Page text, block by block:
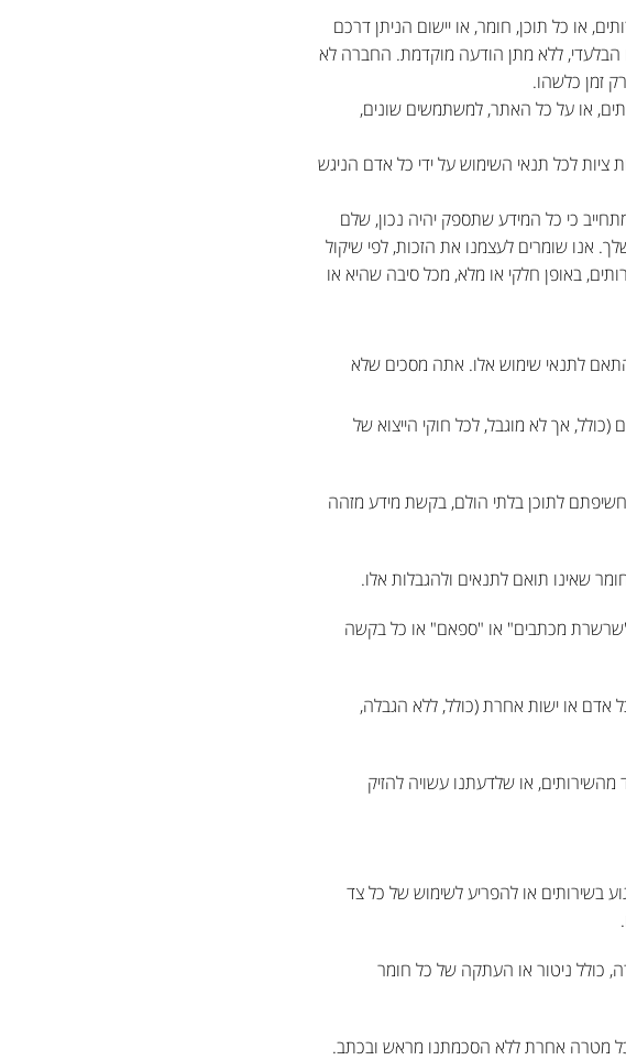
או כל תוכן, חומר, או יישום הניתן דרכם
הבלעדי, ללא מתן הודעה מוקדמת. החברה לא
זמן כלשהו.
או על כל האתר, למשתמשים שונים,
לכל תנאי השימוש על ידי כל אדם הניגש
כי כל המידע שתספק יהיה נכון, שלם
אנו שומרים לעצמנו את הזכות, לפי שיקול
באופן חלקי או מלא, מכל סיבה שהיא או
לתנאי שימוש אלו. אתה מסכים שלא
(כולל, אך לא מוגבל, לכל חוקי הייצוא של
חשיפתם לתוכן בלתי הולם, בקשת מידע מזהה
שאינו תואם לתנאים ולהגבלות אלו.
"שרשרת מכתבים" או "ספאם" או כל בקשה
או ישות אחרת (כולל, ללא הגבלה,
או שלדעתנו עשויה להזיק
בשירותים או להפריע לשימוש של כל צד
כולל ניטור או העתקה של כל חומר
מטרה אחרת ללא הסכמתנו מראש ובכתב.